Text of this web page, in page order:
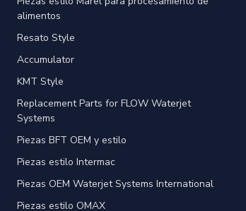
alimentos
Resato Style
Accumulator
KMT Style
Replacement Parts for FLOW Waterjet
Systems
Piezas BFT OEM y estilo
Piezas estilo Intermac
Piezas OEM Waterjet Systems International
Piezas estilo OMAX